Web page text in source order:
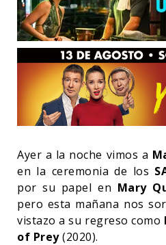
Ayer a la noche vimos a
en la ceremonia de los
por su papel en Mary
pero esta mañana nos
vistazo a su regreso como
of Prey(2020).